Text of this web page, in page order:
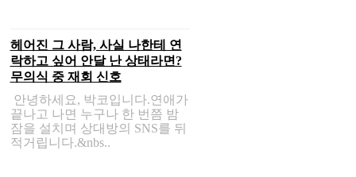
헤어진 그 사람, 사실 나한테 연
락하고 싶어 안달 난 상태라면?
무의식 중 재회 신호
안녕하세요, 박코입니다.연애가
끝나고 나면 누구나 한 번쯤 밤
잠을 설치며 상대방의 SNS를 뒤
적거립니다.&nbs..